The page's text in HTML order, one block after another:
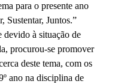
para o presente ano
Sustentar, Juntos.”
devido à situação de
procurou-se promover
deste tema, com os
ano na disciplina de